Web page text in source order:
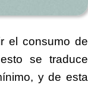
el consumo de
se traduce
y de esta